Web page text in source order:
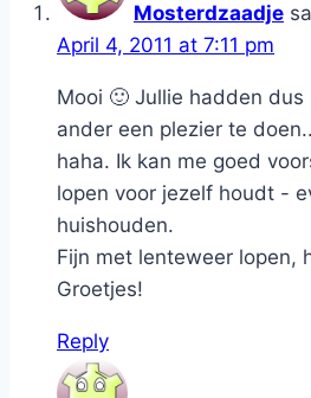
Mosterdzaadje
April 4, 2011 at 7:11 pm
Mooi 🙂 Jullie hadden
ander een plezier te
haha. Ik kan me goed
lopen voor jezelf houdt -
huishouden.
Fijn met lenteweer lopen,
Groetjes!
Reply